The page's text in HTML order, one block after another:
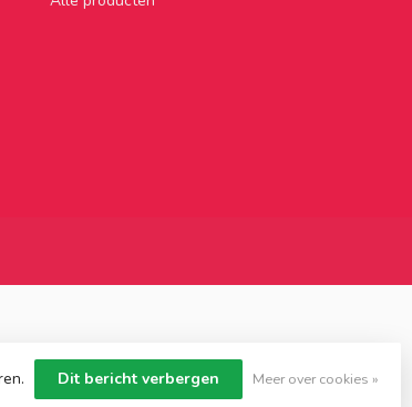
Dit bericht verbergen Meer over cookies »